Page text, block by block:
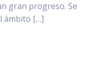
gran progreso. Se
ámbito […]